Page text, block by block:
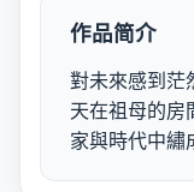
作品简介
對未來感到茫
天在祖母的房
家與時代中